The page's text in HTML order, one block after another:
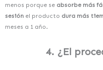
menos porque se absorbe más
sesión el producto dura más
meses a 1 año.
4. ¿El